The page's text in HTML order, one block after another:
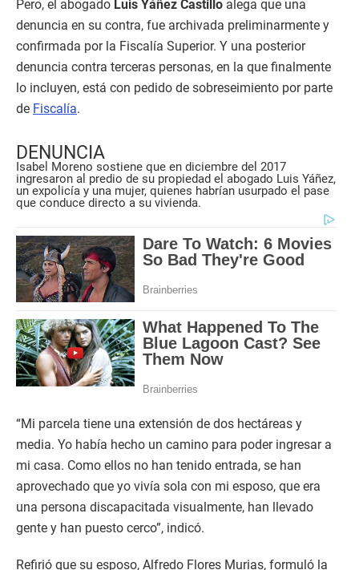
Pero, el abogado Luis Yáñez Castillo alega que una
denuncia en su contra, fue archivada preliminarmente y
confirmada por la Fiscalía Superior. Y una posterior
denuncia contra terceras personas, en la que finalmente
lo incluyen, está con pedido de sobreseimiento por parte
de Fiscalía.
DENUNCIA
Isabel Moreno sostiene que en diciembre del 2017
ingresaron al predio de su propiedad el abogado Luis Yáñez,
un expolicía y una mujer, quienes habrían usurpado el pase
que conduce directo a su vivienda.
“Mi parcela tiene una extensión de dos hectáreas y
media. Yo había hecho un camino para poder ingresar a
mi casa. Como ellos no han tenido entrada, se han
aprovechado que yo vivía sola con mi esposo, que era
una persona discapacitada visualmente, han llevado
gente y han puesto cerco”, indicó.
Refirió que su esposo, Alfredo Flores Murias, formuló la